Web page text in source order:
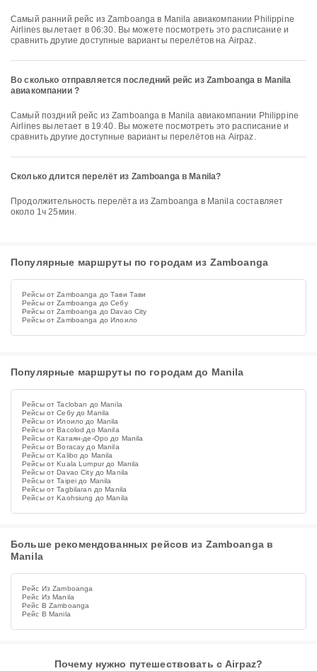
Самый ранний рейс из Zamboanga в Manila авиакомпании Philippine
Airlines вылетает в 06:30. Вы можете посмотреть это расписание и
сравнить другие доступные варианты перелётов на Airpaz.
Во сколько отправляется последний рейс из Zamboanga в Manila
авиакомпании ?
Самый поздний рейс из Zamboanga в Manila авиакомпании Philippine
Airlines вылетает в 19:40. Вы можете посмотреть это расписание и
сравнить другие доступные варианты перелётов на Airpaz.
Сколько длится перелёт из Zamboanga в Manila?
Продолжительность перелёта из Zamboanga в Manila составляет
около 1ч 25мин.
Популярные маршруты по городам из Zamboanga
Рейсы от Zamboanga до Тави Тави
Рейсы от Zamboanga до Себу
Рейсы от Zamboanga до Davao City
Рейсы от Zamboanga до Илоило
Популярные маршруты по городам до Manila
Рейсы от Tacloban до Manila
Рейсы от Себу до Manila
Рейсы от Илоило до Manila
Рейсы от Bacolod до Manila
Рейсы от Кагаян-де-Оро до Manila
Рейсы от Boracay до Manila
Рейсы от Kalibo до Manila
Рейсы от Kuala Lumpur до Manila
Рейсы от Davao City до Manila
Рейсы от Taipei до Manila
Рейсы от Tagbilaran до Manila
Рейсы от Kaohsiung до Manila
Больше рекомендованных рейсов из Zamboanga в
Manila
Рейс Из Zamboanga
Рейс Из Manila
Рейс В Zamboanga
Рейс В Manila
Почему нужно путешествовать с Airpaz?